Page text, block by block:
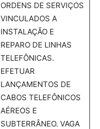
ORDENS DE SERVIÇOS
VINCULADOS A
INSTALAÇÃO E
REPARO DE LINHAS
TELEFÔNICAS.
EFETUAR
LANÇAMENTOS DE
CABOS TELEFÔNICOS
AÉREOS E
SUBTERRÂNEO. VAGA